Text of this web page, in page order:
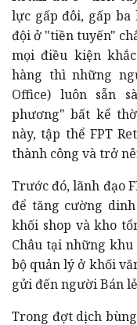
lực gấp đôi, gấp
đội ở "tiền tuyến"
mọi điều kiện
hàng thì những
Office) luôn sẵn
phương" bất kể
này, tập thể FPT
thành công và trở
Trước đó, lãnh đạo
để tăng cường
khối shop và kho
Châu tại những
bộ quản lý ở khối
gửi đến người Bán
Trong đợt dịch